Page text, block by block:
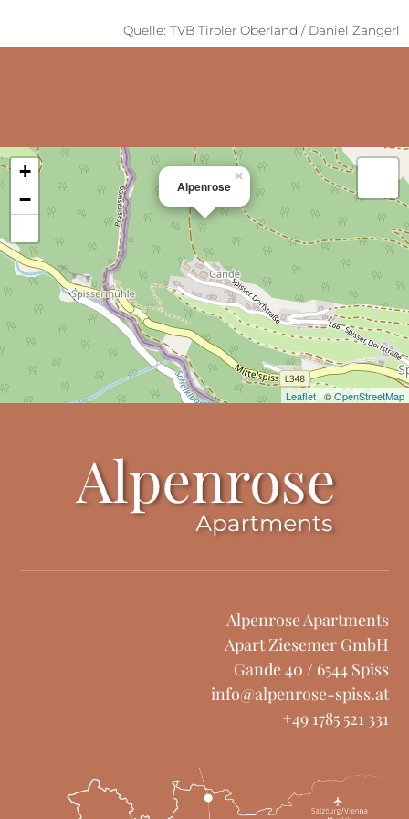
Quelle: TVB Tiroler Oberland / Daniel Zangerl
Alpenrose
×
+
−
Leaflet | ©OpenStreetMap
Alpenrose Apartments
Apart Ziesemer GmbH
Gande 40 / 6544 Spiss
info@alpenrose-spiss.at
+49 1785 521 331